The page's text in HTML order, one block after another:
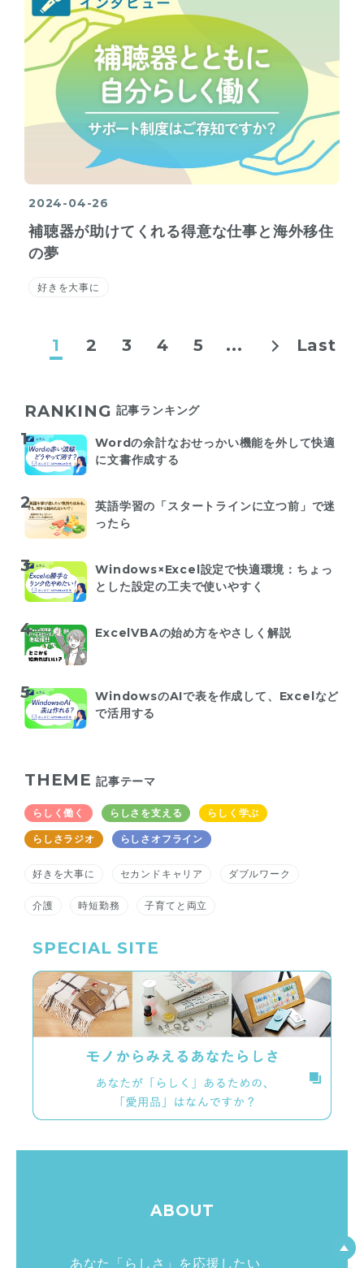
2024-04-26
補聴器が助けてくれる得意な仕事と海外移住
の夢
好きを大事に
1 2 3 4 5 ... Last
RANKING 記事ランキング
Wordの余計なおせっかい機能を外して快適
に文書作成する
英語学習の「スタートラインに立つ前」で迷
ったら
Windows×Excel設定で快適環境：ちょっ
とした設定の工夫で使いやすく
ExcelVBAの始め方をやさしく解説
WindowsのAIで表を作成して、Excelなど
で活用する
THEME 記事テーマ
らしく働く らしさを支える らしく学ぶ
らしさラジオ らしさオフライン
好きを大事に セカンドキャリア ダブルワーク
介護 時短勤務 子育てと両立
SPECIAL SITE
ABOUT
あなた「らしさ」を応援したい